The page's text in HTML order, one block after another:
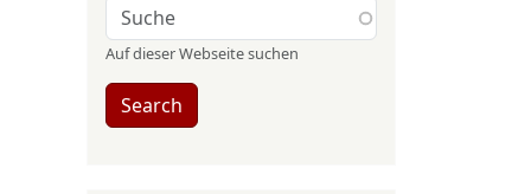
Auf dieser Webseite suchen
Search